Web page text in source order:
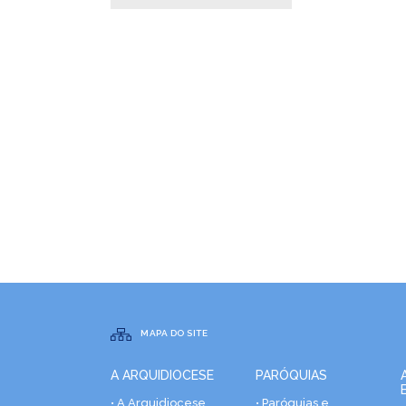
MAPA DO SITE
A ARQUIDIOCESE
• A Arquidiocese
PARÓQUIAS
• Paróquias e